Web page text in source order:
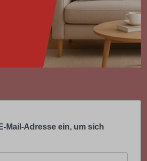
Mail-Adresse ein, um sich